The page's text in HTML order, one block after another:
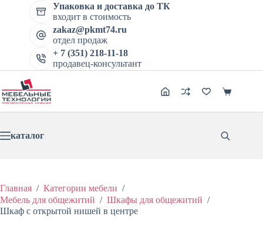
11516₽
Первоначальная
цена
составляла
11516 ₽.
9213₽
Текущая
цена:
9213 ₽.
можно
выбрать
товара.
Упаковка и доставка до ТК
входит в стоимость
zakaz@pkmt74.ru
отдел продаж
+ 7 (351) 218-11-18
продавец-консультант
Корзина
каталог
Главная / Категории мебели /
Мебель для общежитий / Шкафы для общежитий /
Шкаф с открытой нишей в центре